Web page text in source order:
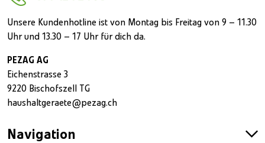
Unsere Kundenhotline ist von Montag bis Freitag von 9 – 11.30
Uhr und 13.30 – 17 Uhr für dich da.
PEZAG AG
Eichenstrasse 3
9220 Bischofszell TG
haushaltgeraete@pezag.ch
Navigation